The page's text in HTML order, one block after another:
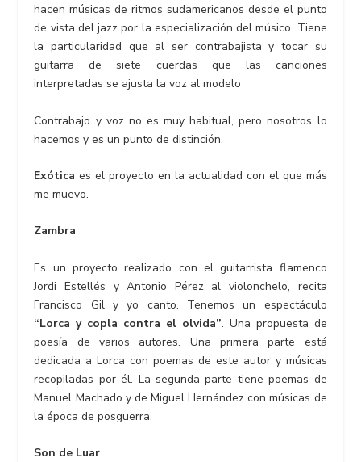
hacen músicas de ritmos sudamericanos desde el punto
de vista del jazz por la especialización del músico. Tiene
la particularidad que al ser contrabajista y tocar su
guitarra de siete cuerdas que las canciones
interpretadas se ajusta la voz al modelo
Contrabajo y voz no es muy habitual, pero nosotros lo
hacemos y es un punto de distinción.
Exótica es el proyecto en la actualidad con el que más
me muevo.
Zambra
Es un proyecto realizado con el guitarrista flamenco
Jordi Estellés y Antonio Pérez al violonchelo, recita
Francisco Gil y yo canto. Tenemos un espectáculo
“Lorca y copla contra el olvida”. Una propuesta de
poesía de varios autores. Una primera parte está
dedicada a Lorca con poemas de este autor y músicas
recopiladas por él. La segunda parte tiene poemas de
Manuel Machado y de Miguel Hernández con músicas de
la época de posguerra.
Son de Luar